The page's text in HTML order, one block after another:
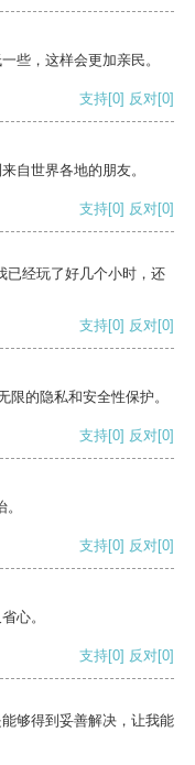
些，这样会更加亲民。
支持[0] 反对[0]
自世界各地的朋友。
支持[0] 反对[0]
已经玩了好几个小时，还
支持[0] 反对[0]
的隐私和安全性保护。
支持[0] 反对[0]
支持[0] 反对[0]
心。
支持[0] 反对[0]
够得到妥善解决，让我能